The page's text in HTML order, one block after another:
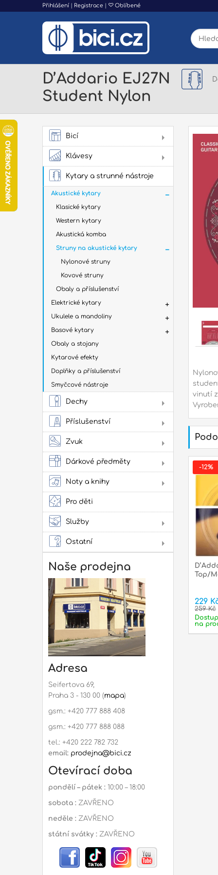
Přihlášení | Registrace | Oblíbené
D’Addario EJ27N
Student Nylon
Bicí
na
další
Meinl
Klávesy
Kytary a strunné nástroje
Akustické kytary
Klasické kytary
Western kytary
Akustická komba
Struny na akustické kytary
Nylonové struny
Kovové struny
Obaly a příslušenství
Elektrické kytary
Ukulele a mandoliny
Basové kytary
Obaly a stojany
Kytarové efekty
Doplňky a příslušenství
Smyčcové nástroje
Dechy
Příslušenství
Zvuk
Dárkové předměty
Noty a knihy
Pro děti
Služby
Ostatní
Naše prodejna
Adresa
Seifertova 69,
Praha 3 - 130 00 (mapa)
gsm.: +420 777 888 408
gsm.: +420 777 888 088
tel.: +420 222 782 732
email: prodejna@bici.cz
Otevírací doba
pondělí – pátek : 10:00 – 18:00
sobota : ZAVŘENO
neděle : ZAVŘENO
státní svátky : ZAVŘENO
vinutí
Top/
229
259 Kč
na
-12%